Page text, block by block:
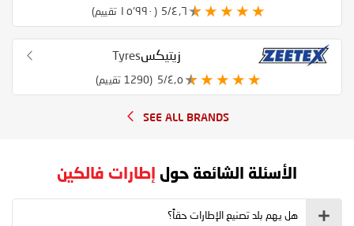
٤٫٦/5 (١٥٬٩٩٠ تقييم)
زيتيكسTyres
٤٫٥/5 (1290 تقييم)
SEE ALL BRANDS
الأسئلة الشائعة حول إطارات فالكين
هل يهم بلد تصنيع الإطارات حقاً؟